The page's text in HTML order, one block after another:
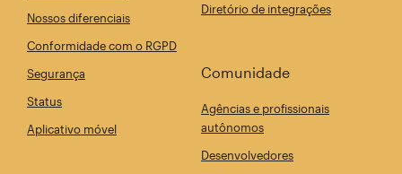
Nossos diferenciais
Conformidade com o RGPD
Segurança
Status
Aplicativo móvel
Diretório de integrações
Comunidade
Agências e profissionais
autônomos
Desenvolvedores